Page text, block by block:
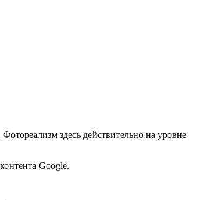
здесь действительно на уровне
Google.